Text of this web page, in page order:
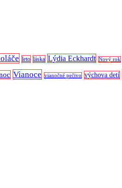
leto láska Lýdia Eckhardt Nový rok
Vianoce vianočné pečivo výchova detí